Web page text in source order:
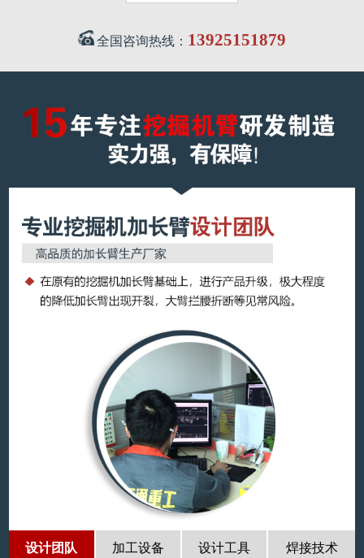
全国咨询热线： 13925151879
设计团队 加工设备 设计工具 焊接技术